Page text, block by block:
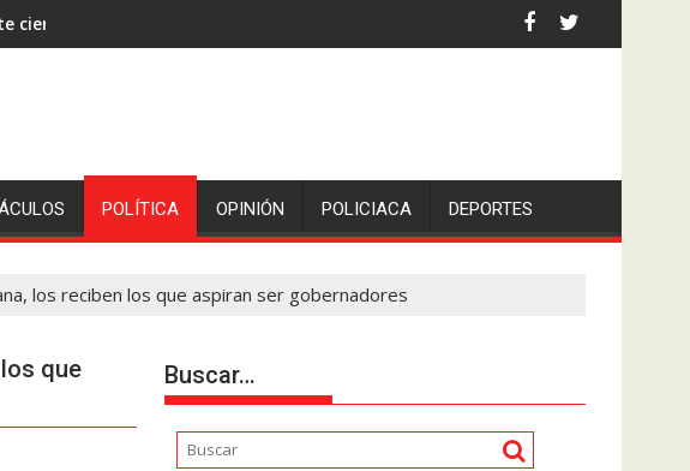
cierre de ingenió San Pedro en Lerdo de Tejada, Veracruz.
POLÍTICA OPINIÓN POLICIACA DEPORTES
los reciben los que aspiran ser gobernadores
que
Buscar…